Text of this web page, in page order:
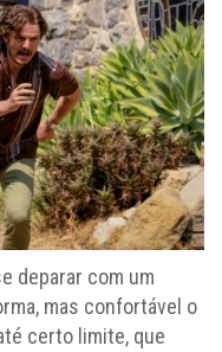
deparar com um
mas confortável o
certo limite, que